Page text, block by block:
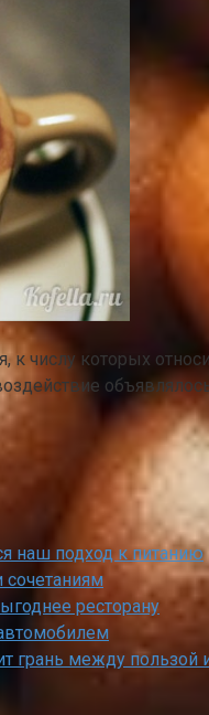
к числу которых
наш подход к питанию
ресторану
грань между пользой